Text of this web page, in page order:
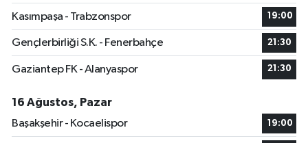
Kasımpaşa - Trabzonspor 19:00
Gençlerbirliği S.K. - Fenerbahçe 21:30
Gaziantep FK - Alanyaspor 21:30
16 Ağustos, Pazar
Başakşehir - Kocaelispor
19:00